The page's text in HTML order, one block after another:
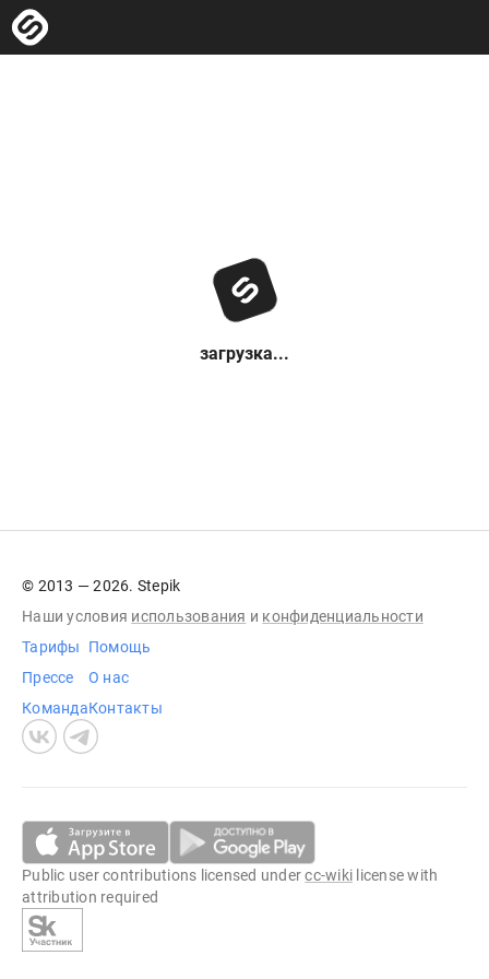
загрузка...
© 2013 — 2026. Stepik
Наши условия использования и конфиденциальности
Тарифы
Прессе
Команда
Помощь
О нас
Контакты
Public user contributions licensed undercc-wiki license with
attribution required